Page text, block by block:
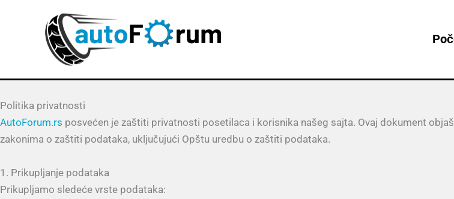
Politika privatnosti
AutoForum.rs posvećen je zaštiti privatnosti posetilaca i korisnika našeg sajta. Ovaj dokument
zakonima o zaštiti podataka, uključujući Opštu uredbu o zaštiti podataka.
1. Prikupljanje podataka
Prikupljamo sledeće vrste podataka: